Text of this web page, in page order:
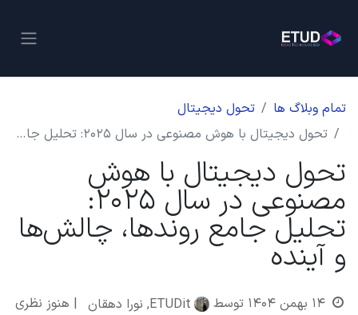
تمام وبلاگ ها
تحول دیجیتال
تحول دیجیتال با هوش مصنوعی در سال ۲۰۲۵: تحلیل جامع روندها، چالش‌ها و آینده
تحول دیجیتال با هوش
مصنوعی در سال ۲۰۲۵:
تحلیل جامع روندها، چالش‌ها
و آینده
۱۴ بهمن ۱۴۰۴ توسط ETUDit, نورا دهقان
| هنوز نظری